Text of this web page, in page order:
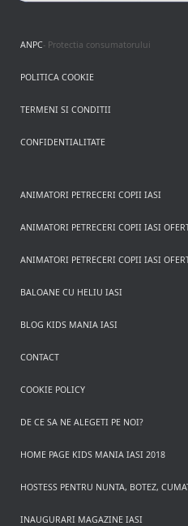
ANPC- Protectia consumatorului
POLITICA COOKIE
TERMENI SI CONDITII
CONFIDENTIALITATE
ANIMATORI PETRECERI COPII IASI
ANIMATORI PETRECERI COPII IASI
ANIMATORI PETRECERI COPII IASI
BALOANE CU HELIU IASI
BLOG KIDS MANIA IASI
CONTACT
COOKIE POLICY
DE CE SA NE ALEGETI PE NOI?
HOME PAGE KIDS MANIA IASI 2018
HOSTESS PENTRU NUNTA, BOTEZ,
INAUGURARI MAGAZINE IASI